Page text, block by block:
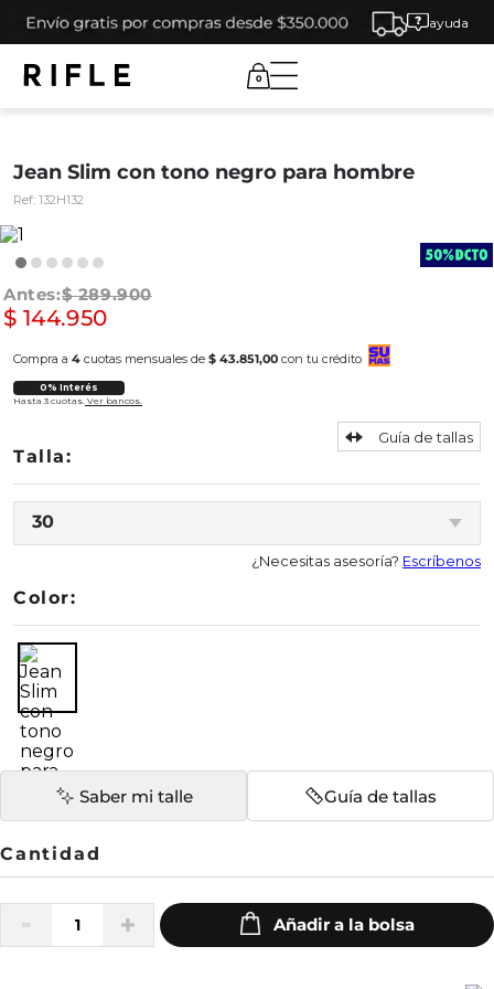
ayuda
0
Jean Slim con tono negro para hombre
Ref: 132H132
$ 289.900
$ 144.950
Compra a 4 cuotas mensuales de $ 43.851,00 con tu crédito
0% Interés
Hasta 3 cuotas. Ver bancos.
30
Guía de tallas
¿Necesitas asesoría? Escríbenos
Color:
Saber mi talle Guía de tallas